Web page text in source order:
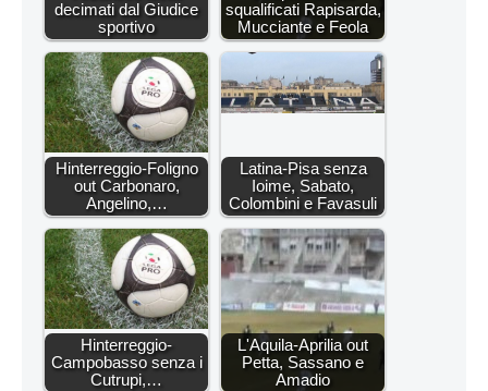
decimati dal Giudice
sportivo
squalificati Rapisarda,
Mucciante e Feola
Hinterreggio-Foligno
out Carbonaro,
Angelino,…
Latina-Pisa senza
Ioime, Sabato,
Colombini e Favasuli
Hinterreggio-
Campobasso senza i
Cutrupi,…
L'Aquila-Aprilia out
Petta, Sassano e
Amadio